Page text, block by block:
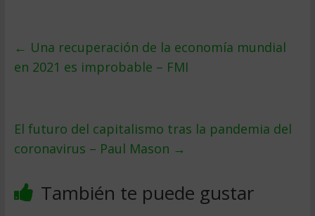
← Una recuperación de la economía mundial
en 2021 es improbable – FMI
El futuro del capitalismo tras la pandemia del
coronavirus – Paul Mason →
También te puede gustar